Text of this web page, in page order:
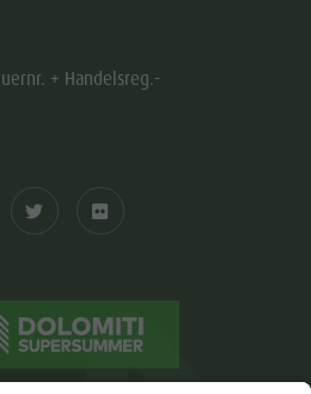
+ Handelsreg.-